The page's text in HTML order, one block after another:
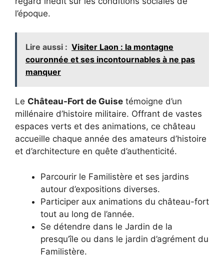
l’époque.
Lire aussi : Visiter Laon : la montagne
couronnée et ses incontournables à ne pas
manquer
Le Château-Fort de Guise témoigne d’un
millénaire d’histoire militaire. Offrant de vastes
espaces verts et des animations, ce château
accueille chaque année des amateurs d’histoire
et d’architecture en quête d’authenticité.
Parcourir le Familistère et ses jardins
autour d’expositions diverses.
Participer aux animations du château-fort
tout au long de l’année.
Se détendre dans le Jardin de la
presqu’île ou dans le jardin d’agrément du
Familistère.